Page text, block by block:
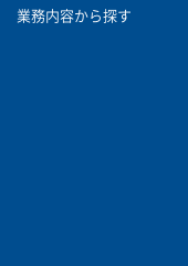
業務内容から探す